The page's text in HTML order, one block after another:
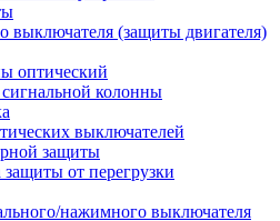
выключателя (защиты двигателя)
оптический
колонны
выключателей
защиты
защиты от перегрузки
нажимного выключателя